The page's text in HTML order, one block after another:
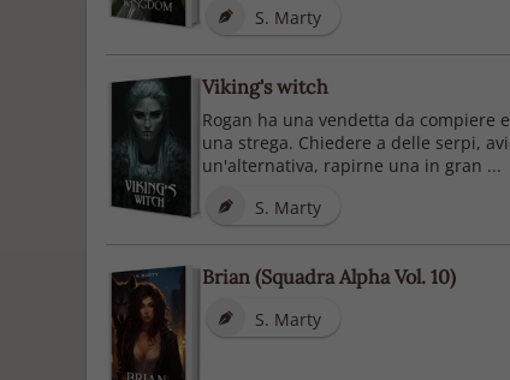
S. Marty
Viking's witch
Rogan ha una vendetta da compiere
una strega. Chiedere a delle serpi,
un'alternativa, rapirne una in gran ...
S. Marty
Brian (Squadra Alpha Vol. 10)
S. Marty